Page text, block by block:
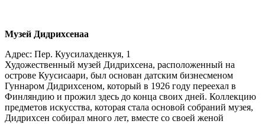
Музей Дидрихсенаа
Адрес: Пер. Куусилахденкуя, 1
Художественный музей Дидрихсена, расположенный на
острове Куусисаари, был основан датским бизнесменом
Гуннаром Дидрихсеном, который в 1926 году переехал в
Финляндию и прожил здесь до конца своих дней. Коллекцию
предметов искусства, которая стала основой собраний музея,
Дидрихсен собирал много лет, вместе со своей женой